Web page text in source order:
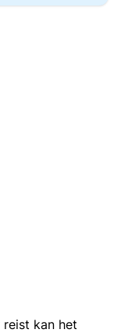
reist kan het